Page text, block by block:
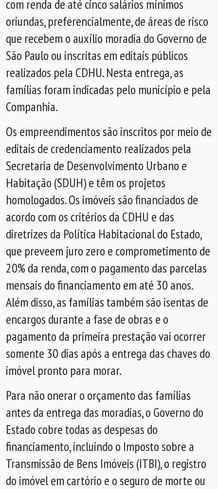
com renda de até cinco salários mínimos
oriundas, preferencialmente, de áreas de risco
que recebem o auxílio moradia do Governo de
São Paulo ou inscritas em editais públicos
realizados pela CDHU. Nesta entrega, as
famílias foram indicadas pelo município e pela
Companhia.
Os empreendimentos são inscritos por meio de
editais de credenciamento realizados pela
Secretaria de Desenvolvimento Urbano e
Habitação (SDUH) e têm os projetos
homologados. Os imóveis são financiados de
acordo com os critérios da CDHU e das
diretrizes da Política Habitacional do Estado,
que preveem juro zero e comprometimento de
20% da renda, com o pagamento das parcelas
mensais do financiamento em até 30 anos.
Além disso, as famílias também são isentas de
encargos durante a fase de obras e o
pagamento da primeira prestação vai ocorrer
somente 30 dias após a entrega das chaves do
imóvel pronto para morar.
Para não onerar o orçamento das famílias
antes da entrega das moradias, o Governo do
Estado cobre todas as despesas do
financiamento, incluindo o Imposto sobre a
Transmissão de Bens Imóveis (ITBI), o registro
do imóvel em cartório e o seguro de morte ou